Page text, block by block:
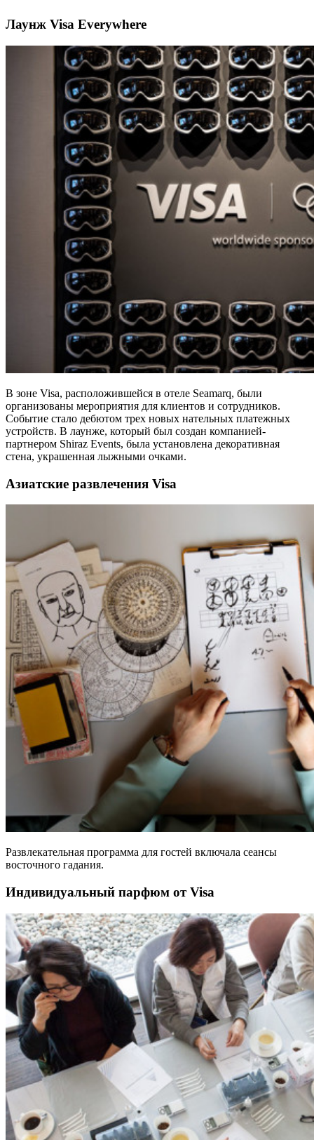
Лаунж Visa Everywhere
В зоне Visa, расположившейся в отеле Seamarq, были
организованы мероприятия для клиентов и сотрудников.
Событие стало дебютом трех новых нательных платежных
устройств. В лаунже, который был создан компанией-
партнером Shiraz Events, была установлена декоративная
стена, украшенная лыжными очками.
Азиатские развлечения Visa
Развлекательная программа для гостей включала сеансы
восточного гадания.
Индивидуальный парфюм от Visa